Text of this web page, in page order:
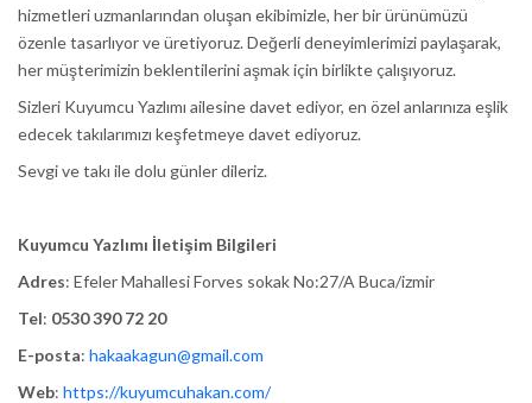
hizmetleri uzmanlarından oluşan ekibimizle, her bir ürünümüzü
özenle tasarlıyor ve üretiyoruz. Değerli deneyimlerimizi paylaşarak,
her müşterimizin beklentilerini aşmak için birlikte çalışıyoruz.
Sizleri Kuyumcu Yazlımı ailesine davet ediyor, en özel anlarınıza eşlik
edecek takılarımızı keşfetmeye davet ediyoruz.
Sevgi ve takı ile dolu günler dileriz.
Kuyumcu Yazlımı İletişim Bilgileri
Adres: Efeler Mahallesi Forves sokak No:27/A Buca/izmir
Tel: 0530 390 72 20
E-posta: hakaakagun@gmail.com
Web: https://kuyumcuhakan.com/